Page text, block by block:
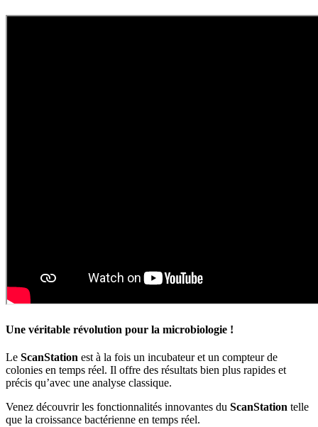
Une véritable révolution pour la microbiologie !
Le ScanStation est à la fois un incubateur et un compteur de
colonies en temps réel. Il offre des résultats bien plus rapides et
précis qu’avec une analyse classique.
Venez découvrir les fonctionnalités innovantes du ScanStation telle
que la croissance bactérienne en temps réel.